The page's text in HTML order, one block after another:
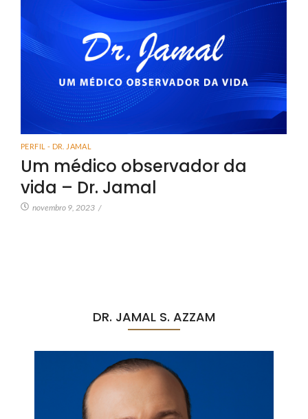
PERFIL - DR. JAMAL
Um médico observador da
vida – Dr. Jamal
novembro 9, 2023 /
DR. JAMAL S. AZZAM